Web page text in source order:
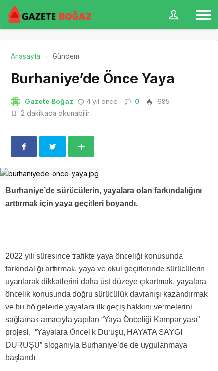
Anasayfa Gündem
Burhaniye’de Önce Yaya
Gazete Boğaz 4 yıl önce 0
685
2 dakikada okunabilir
Burhaniye’de sürücülerin, yayalara olan farkındalığını
arttırmak için yaya geçitleri boyandı.
2022 yılı süresince trafikte yaya önceliği konusunda
farkındalığı arttırmak, yaya ve okul geçitlerinde sürücülerin
uyarılarak dikkatlerini daha üst düzeye çıkartmak, yayalara
öncelik konusunda doğru sürücülük davranışı kazandırmak
ve bu bölgelerde yayalara ilk geçiş hakkını vermelerini
sağlamak amacıyla yapılan “Yaya Önceliği Kampanyası”
projesi, “Yayalara Öncelik Duruşu, HAYATA SAYGI
DURUŞU” sloganıyla Burhaniye’de de uygulanmaya
başlandı.